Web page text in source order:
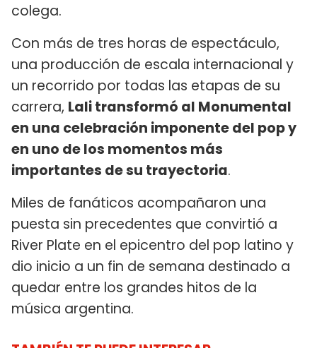
colega.
Con más de tres horas de espectáculo,
una producción de escala internacional y
un recorrido por todas las etapas de su
carrera, Lali transformó al Monumental
en una celebración imponente del pop y
en uno de los momentos más
importantes de su trayectoria.
Miles de fanáticos acompañaron una
puesta sin precedentes que convirtió a
River Plate en el epicentro del pop latino y
dio inicio a un fin de semana destinado a
quedar entre los grandes hitos de la
música argentina.